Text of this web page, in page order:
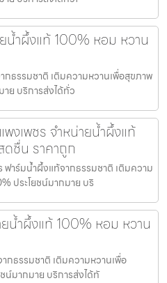
น้ำผึ้งแท้ 100% หอม หวาน
ธรรมชาติ เติมความหวานเพื่อสุขภาพ
ย บริการส่งได้ทั่ว
งเพชร จำหน่ายน้ำผึ้งแท้
ชื่น ราคาถูก
ฟาร์มน้ำผึ้งแท้จากธรรมชาติ เติมความ
ประโยชน์มากมาย บริ
น้ำผึ้งแท้ 100% หอม หวาน
กธรรมชาติ เติมความหวานเพื่อ
น์มากมาย บริการส่งได้ทั